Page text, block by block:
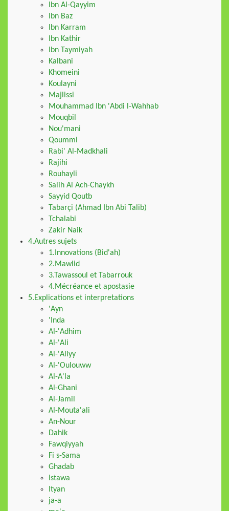
Ibn Al-Qayyim
Ibn Baz
Ibn Karram
Ibn Kathir
Ibn Taymiyah
Kalbani
Khomeini
Koulayni
Majlissi
Mouhammad Ibn 'Abdi l-Wahhab
Mouqbil
Nou'mani
Qoummi
Rabi' Al-Madkhali
Rajihi
Rouhayli
Salih Al Ach-Chaykh
Sayyid Qoutb
Tabarçi (Ahmad Ibn Abi Talib)
Tchalabi
Zakir Naik
4.Autres sujets
1.Innovations (Bid'ah)
2.Mawlid
3.Tawassoul et Tabarrouk
4.Mécréance et apostasie
5.Explications et interpretations
'Ayn
'Inda
Al-'Adhim
Al-'Ali
Al-'Aliyy
Al-'Oulouww
Al-A'la
Al-Ghani
Al-Jamil
Al-Mouta'ali
An-Nour
Dahik
Fawqiyyah
Fi s-Sama
Ghadab
Istawa
Ityan
ja-a